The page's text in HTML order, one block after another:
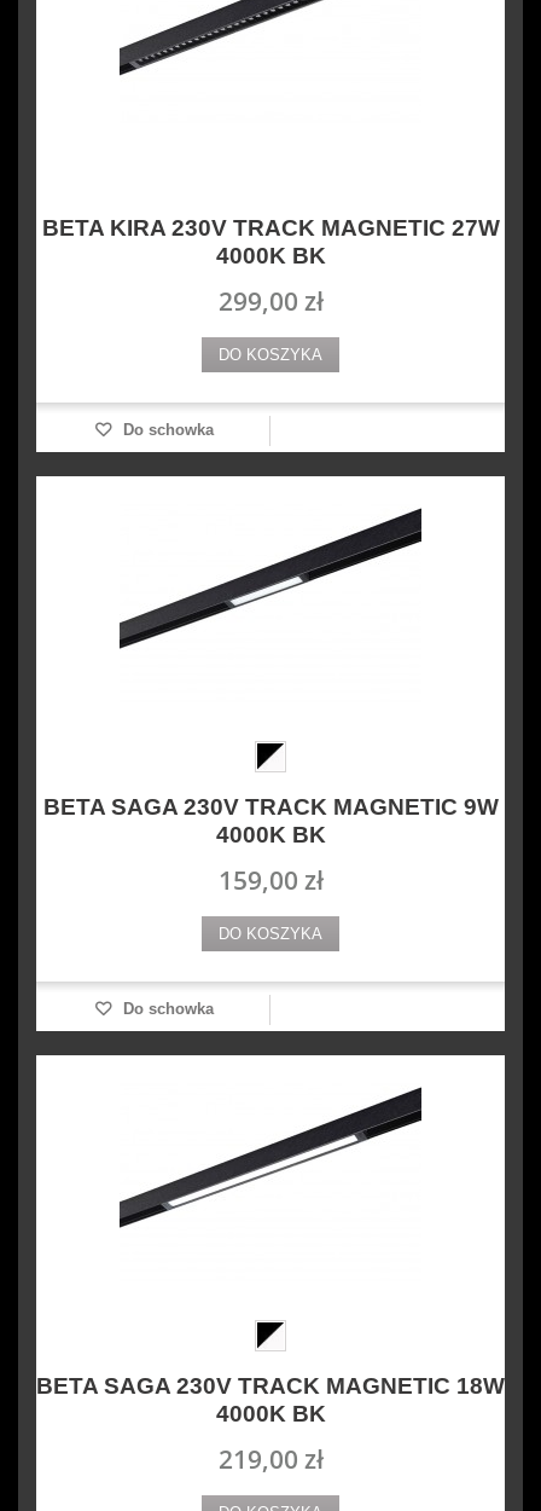
BETA KIRA 230V TRACK MAGNETIC 27W
4000K BK
299,00 zł
DO KOSZYKA
Do schowka
BETA SAGA 230V TRACK MAGNETIC 9W
4000K BK
159,00 zł
DO KOSZYKA
Do schowka
BETA SAGA 230V TRACK MAGNETIC 18W
4000K BK
219,00 zł